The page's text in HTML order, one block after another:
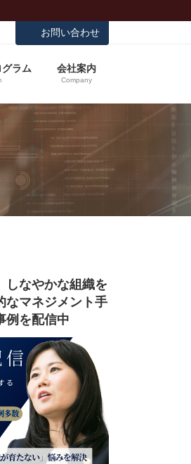
お問い合わせ
ラム 会社案内
Company
しなやかな組織を
なマネジメント手
例を配信中